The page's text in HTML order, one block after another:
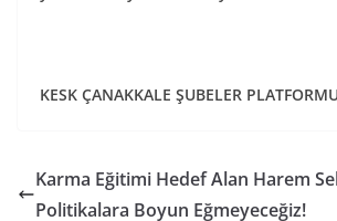
KESK ÇANAKKALE ŞUBELER
Karma Eğitimi Hedef Alan Harem
Politikalara Boyun Eğmeyeceğiz!